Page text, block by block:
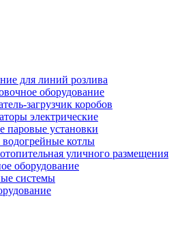
для линий розлива
оборудование
загрузчик коробов
электрические
паровые установки
котлы
уличного размещения
оборудование
системы